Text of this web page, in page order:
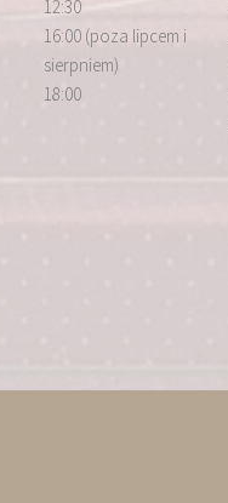
12:30
16:00 (poza lipcem i
sierpniem)
18:00